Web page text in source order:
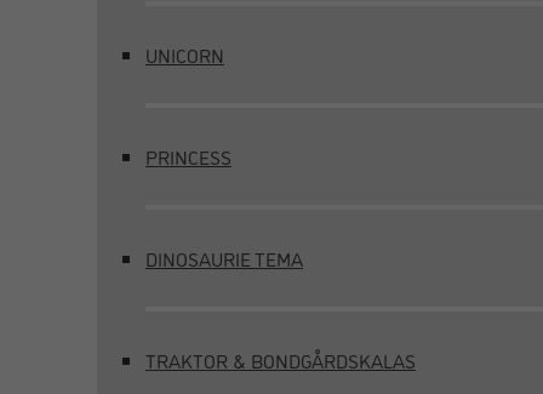
UNICORN
PRINCESS
DINOSAURIE TEMA
TRAKTOR & BONDGÅRDSKALAS